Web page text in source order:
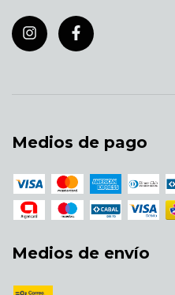
Medios de pago
Medios de envío